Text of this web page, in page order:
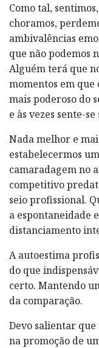
Como tal,
choramos,
ambivalências
que não podemos
Alguém terá que
momentos em que
mais poderoso do
e às vezes sente-
Nada melhor e
estabelecermos
camaradagem no
competitivo
seio profissional.
a espontaneidade
distanciamento
A autoestima
do que
certo. Mantendo
da comparação.
Devo salientar
na promoção de